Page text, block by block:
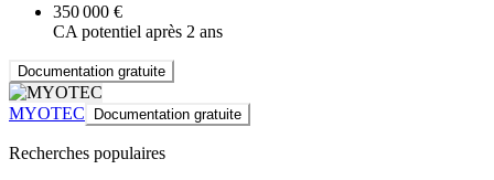
350 000 €
CA potentiel après 2 ans
Documentation gratuite
MYOTEC Documentation gratuite
Recherches populaires